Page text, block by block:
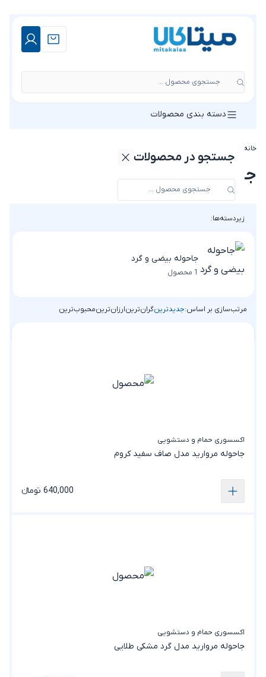
جستجوی محصول ...
جستجو در محصولات
دسته بندی محصولات
خانه
جاحوله
زیردسته‌ها:
جاحوله بیضی و گرد
1 محصول
مرتب‌سازی بر اساس:جدیدترینگران‌ترینارزان‌ترینمحبوب‌ترین
اکسسوری حمام و دستشویی
جاحوله مروارید مدل صاف سفید کروم
640,000 تومانء
اکسسوری حمام و دستشویی
جاحوله مروارید مدل گرد مشکی طلایی